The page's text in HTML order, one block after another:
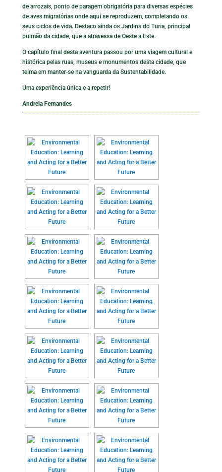
de arrozais, ponto de paragem obrigatória para diversas espécies
de aves migratórias onde aqui se reproduzem, completando os
seus ciclos de vida. Destaco ainda os Jardins do Turia, principal
pulmão da cidade, que a atravessa de Oeste a Este.
O capítulo final desta aventura passou por uma viagem cultural e
histórica pelas ruas, museus e monumentos desta cidade, que
teima em manter-se na vanguarda da Sustentabilidade.
Uma experiência única e a repetir!
Andreia Fernandes